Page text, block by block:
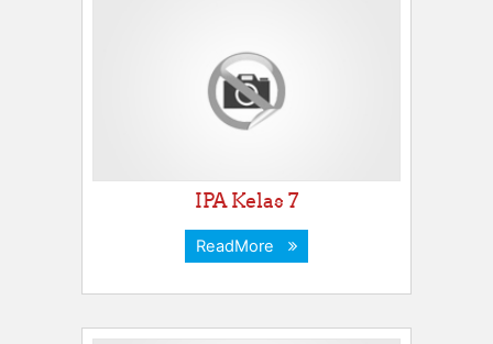
IPA Kelas 7
ReadMore